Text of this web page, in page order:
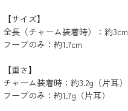
【サイズ】
全長（チャーム装着時）：約3cm
フープのみ：約1.7cm
【重さ】
チャーム装着時：約3.2g（片耳）
フープのみ：約1.7g（片耳）